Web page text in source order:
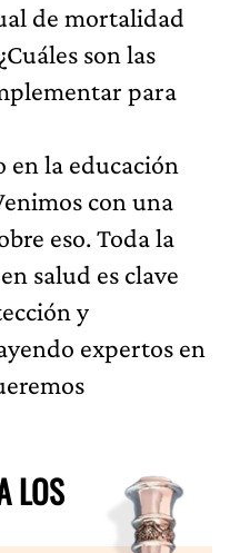
de mortalidad
son las
para
la educación
con una
eso. Toda la
salud es clave
y
expertos en
LOS